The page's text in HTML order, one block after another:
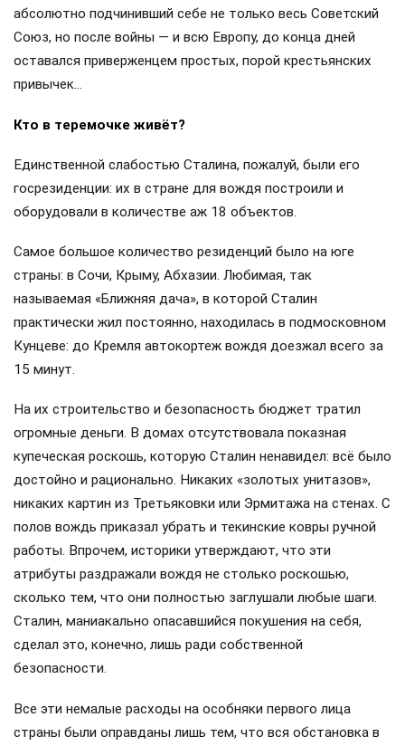
абсолютно подчинивший себе не только весь Советский
Союз, но после войны — и всю Европу, до конца дней
оставался приверженцем простых, порой крестьянских
привычек…
Кто в теремочке живёт?
Единственной слабостью Сталина, пожалуй, были его
госрезиденции: их в стране для вождя построили и
оборудовали в количестве аж 18 объектов.
Самое большое количество резиденций было на юге
страны: в Сочи, Крыму, Абхазии. Любимая, так
называемая «Ближняя дача», в которой Сталин
практически жил постоянно, находилась в подмосковном
Кунцеве: до Кремля автокортеж вождя доезжал всего за
15 минут.
На их строительство и безопасность бюджет тратил
огромные деньги. В домах отсутствовала показная
купеческая роскошь, которую Сталин ненавидел: всё было
достойно и рационально. Никаких «золотых унитазов»,
никаких картин из Третьяковки или Эрмитажа на стенах. С
полов вождь приказал убрать и текинские ковры ручной
работы. Впрочем, историки утверждают, что эти
атрибуты раздражали вождя не столько роскошью,
сколько тем, что они полностью заглушали любые шаги.
Сталин, маниакально опасавшийся покушения на себя,
сделал это, конечно, лишь ради собственной
безопасности.
Все эти немалые расходы на особняки первого лица
страны были оправданы лишь тем, что вся обстановка в